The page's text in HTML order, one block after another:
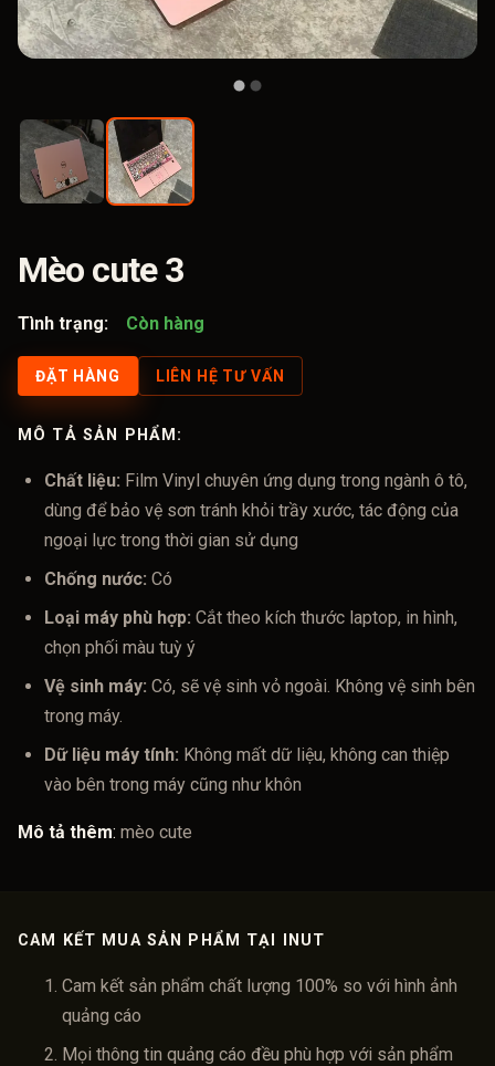
Mèo cute 3
Tình trạng: Còn hàng
ĐẶT HÀNG LIÊN HỆ TƯ VẤN
MÔ TẢ SẢN PHẨM:
Chất liệu: Film Vinyl chuyên ứng dụng trong ngành ô tô,
dùng để bảo vệ sơn tránh khỏi trầy xước, tác động của
ngoại lực trong thời gian sử dụng
Chống nước: Có
Loại máy phù hợp: Cắt theo kích thước laptop, in hình,
chọn phối màu tuỳ ý
Vệ sinh máy: Có, sẽ vệ sinh vỏ ngoài. Không vệ sinh bên
trong máy.
Dữ liệu máy tính: Không mất dữ liệu, không can thiệp
vào bên trong máy cũng như khôn
Mô tả thêm: mèo cute
CAM KẾT MUA SẢN PHẨM TẠI INUT
Cam kết sản phẩm chất lượng 100% so với hình ảnh
quảng cáo
Mọi thông tin quảng cáo đều phù hợp với sản phẩm